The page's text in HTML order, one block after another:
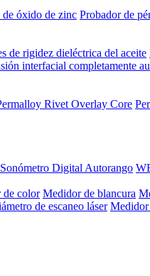
de óxido de zinc Probador de
de rigidez dieléctrica del aceite
interfacial completamente
Rivet Overlay Core
Sonómetro Digital Autorango
de color Medidor de blancura
de escaneo láser Medidor